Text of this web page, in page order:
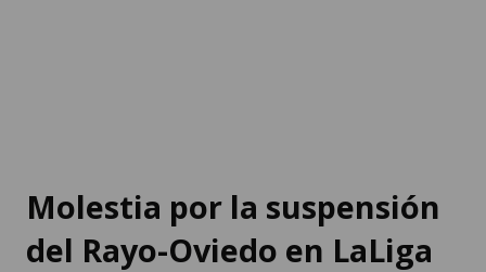
Molestia por la suspensión
del Rayo-Oviedo en LaLiga